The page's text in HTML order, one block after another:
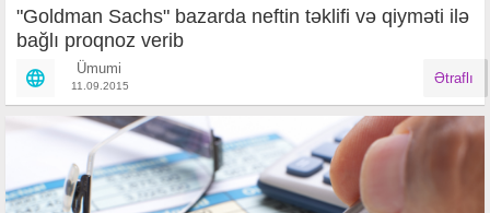
"Goldman Sachs" bazarda neftin təklifi və qiyməti ilə
bağlı proqnoz verib
Ümumi
11.09.2015 Ətraflı